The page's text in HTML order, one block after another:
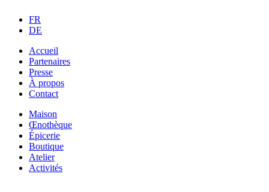
FR
DE
Accueil
Partenaires
Presse
À propos
Contact
Maison
Œnothèque
Épicerie
Boutique
Atelier
Activités